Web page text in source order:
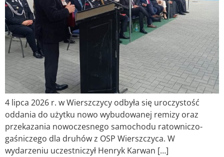
4 lipca 2026 r. w Wierszczycy odbyła się uroczystość
oddania do użytku nowo wybudowanej remizy oraz
przekazania nowoczesnego samochodu ratowniczo-
gaśniczego dla druhów z OSP Wierszczyca. W
wydarzeniu uczestniczył Henryk Karwan […]